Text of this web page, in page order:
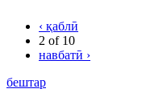
‹ қаблӣ
2 of 10
навбатӣ ›
бештар